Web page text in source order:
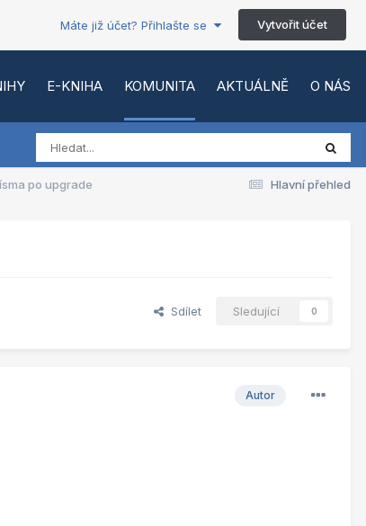
Máte již účet? Přihlašte se Vytvořit účet
E-KNIHA KOMUNITA AKTUÁLNĚ O NÁS
Hlavní přehled
po upgrade
Sdílet Sledující 0
Autor